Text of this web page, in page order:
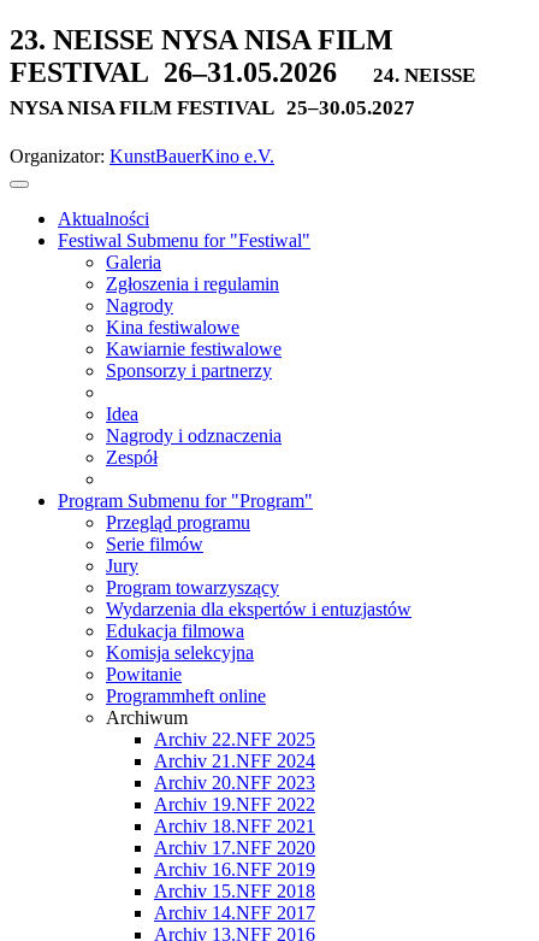
23. NEISSE NYSA NISA FILM
FESTIVAL 26–31.05.2026
24. NEISSE
NYSA NISA FILM FESTIVAL 25–30.05.2027
Organizator: KunstBauerKino e.V.
Aktualności
Festiwal Submenu for "Festiwal"
Galeria
Zgłoszenia i regulamin
Nagrody
Kina festiwalowe
Kawiarnie festiwalowe
Sponsorzy i partnerzy
Idea
Nagrody i odznaczenia
Zespół
Program Submenu for "Program"
Przegląd programu
Serie filmów
Jury
Program towarzyszący
Wydarzenia dla ekspertów i entuzjastów
Edukacja filmowa
Komisja selekcyjna
Powitanie
Programmheft online
Archiwum
Archiv 22.NFF 2025
Archiv 21.NFF 2024
Archiv 20.NFF 2023
Archiv 19.NFF 2022
Archiv 18.NFF 2021
Archiv 17.NFF 2020
Archiv 16.NFF 2019
Archiv 15.NFF 2018
Archiv 14.NFF 2017
Archiv 13.NFF 2016